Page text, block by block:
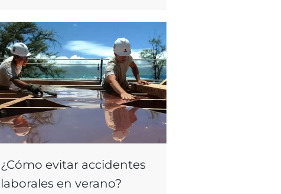
¿Cómo evitar accidentes
laborales en verano?